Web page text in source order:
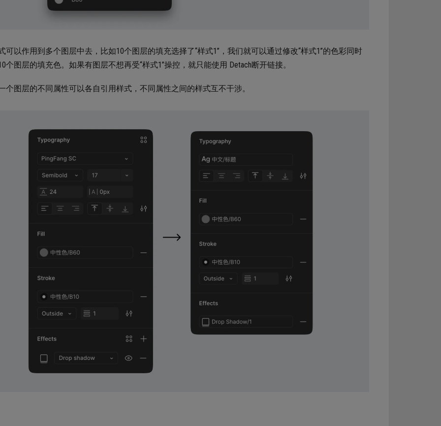
可以作用到多个图层中去，比如10个图层的填充选择了“样式1”，我们就可以通过修改“样式1”的色彩同时
个图层的填充色。如果有图层不想再受“样式1”操控，就只能使用 Detach断开链接。
个图层的不同属性可以各自引用样式，不同属性之间的样式互不干涉。